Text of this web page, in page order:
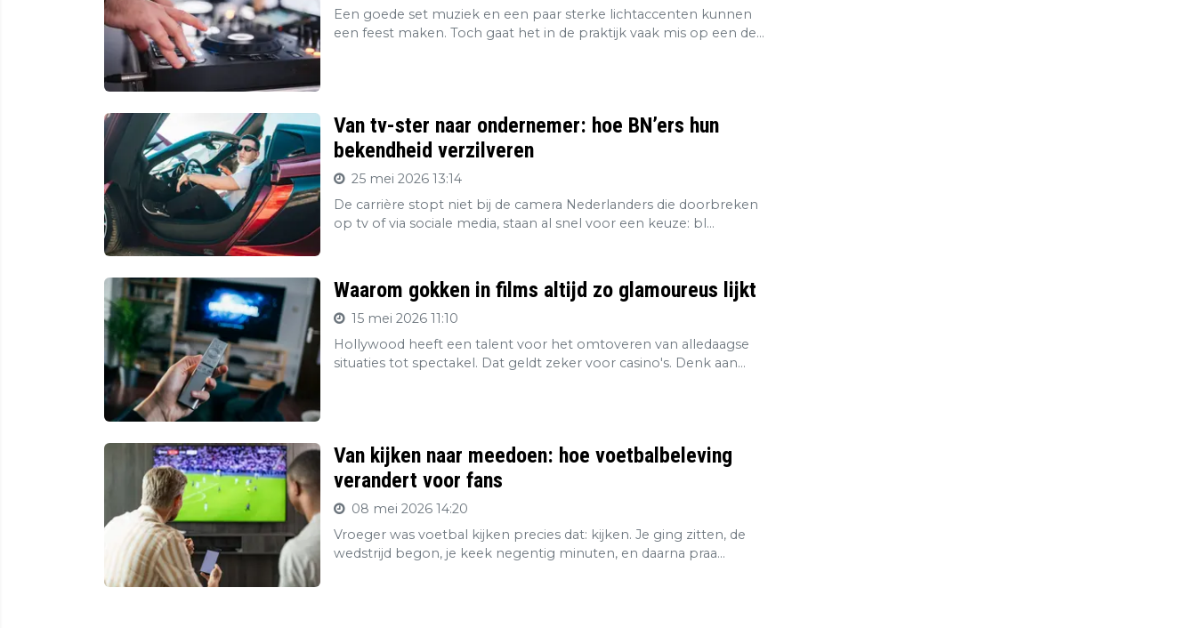
Een goede set muziek en een paar sterke lichtaccenten kunnen
een feest maken. Toch gaat het in de praktijk vaak mis op een de...
Van tv-ster naar ondernemer: hoe BN’ers hun
bekendheid verzilveren
25 mei 2026 13:14
De carrière stopt niet bij de camera Nederlanders die doorbreken
op tv of via sociale media, staan al snel voor een keuze: bl...
Waarom gokken in films altijd zo glamoureus lijkt
15 mei 2026 11:10
Hollywood heeft een talent voor het omtoveren van alledaagse
situaties tot spectakel. Dat geldt zeker voor casino's. Denk aan...
Van kijken naar meedoen: hoe voetbalbeleving
verandert voor fans
08 mei 2026 14:20
Vroeger was voetbal kijken precies dat: kijken. Je ging zitten, de
wedstrijd begon, je keek negentig minuten, en daarna praa...